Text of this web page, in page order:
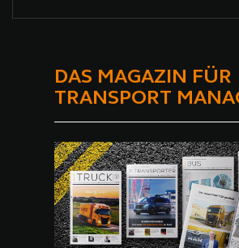
im ÖPNV.
DAS MAGAZIN FÜR
TRANSPORT